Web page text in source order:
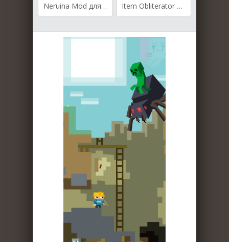
Neruina Mod для Майнкрафт [1.20.1, 1.19.4, 1.18.2] Item Obliterator для Майнкрафт [1.19.2, 1.19.1]